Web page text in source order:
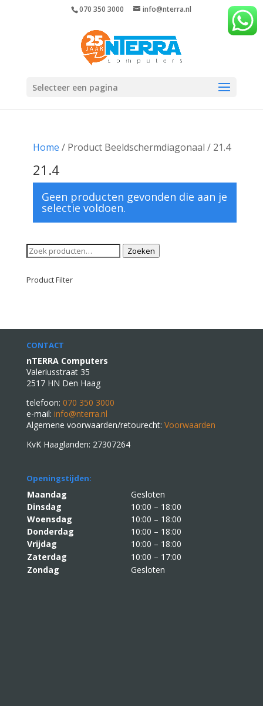
070 350 3000 info@nterra.nl
Selecteer een pagina
Home / Product Beeldschermdiagonaal / 21.4
21.4
Geen producten gevonden die aan je
selectie voldoen.
Zoeken
naar:
Zoeken
Product Filter
CONTACT
nTERRA Computers
Valeriusstraat 35
2517 HN Den Haag
telefoon: 070 350 3000
e-mail: info@nterra.nl
Algemene voorwaarden/retourecht: Voorwaarden
KvK Haaglanden: 27307264
Openingstijden:
Maandag
Gesloten
Dinsdag
10:00 – 18:00
Woensdag
10:00 – 18:00
Donderdag
10:00 – 18:00
Vrijdag
10:00 – 18:00
Zaterdag
10:00 – 17:00
Zondag
Gesloten